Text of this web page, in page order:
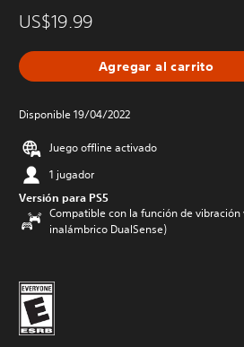
US$19.99
Agregar al carrito
Disponible 19/04/2022
Juego offline activado
1 jugador
Versión para PS5
Compatible con la función de
inalámbrico DualSense)